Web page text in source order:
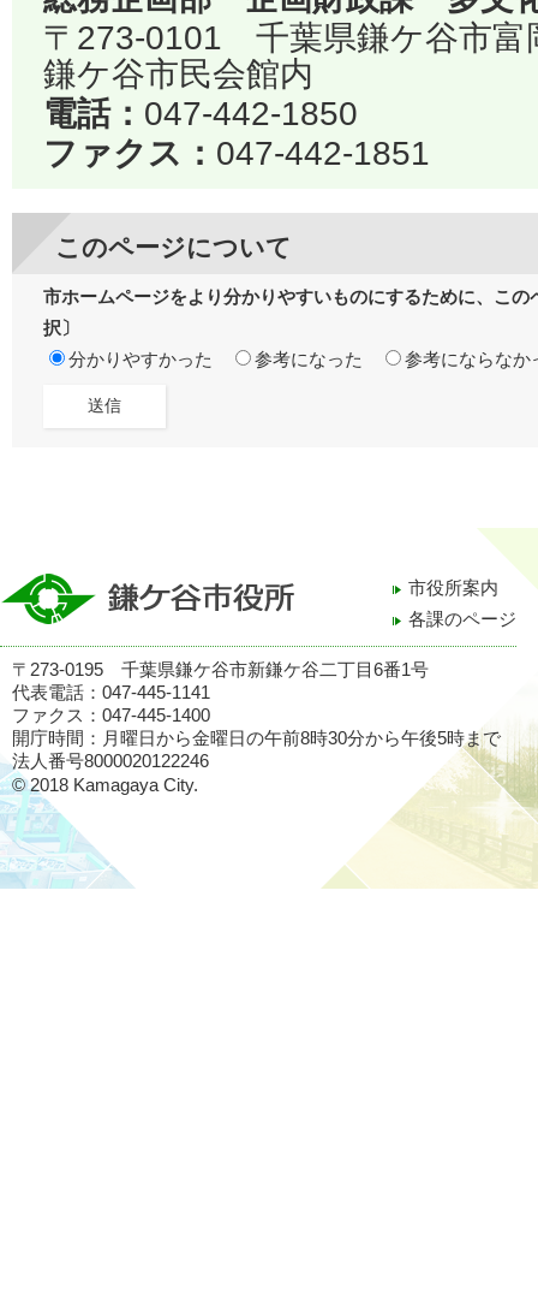
〒273-0101 千葉県鎌ケ谷市
鎌ケ谷市民会館内
電話： 047-442-1850
ファクス： 047-442-1851
このページについて
市ホームページをより分かりやすいものにするために、こ
択〕
分かりやすかった
参考になった 参考にならなか
市役所案内
各課のページ
〒273-0195 千葉県鎌ケ谷市新鎌ケ谷二丁目6番1号
代表電話：047-445-1141
ファクス：047-445-1400
開庁時間：月曜日から金曜日の午前8時30分から午後5時まで
法人番号8000020122246
© 2018 Kamagaya City.